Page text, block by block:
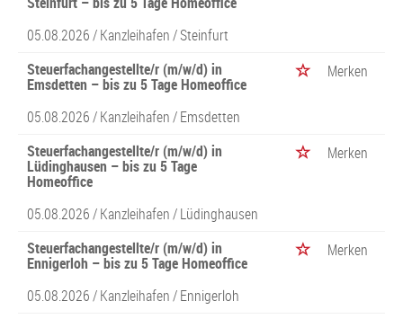
05.08.2026 /Kanzleihafen/ Steinfurt
Steuerfachangestellte/r (m/w/d) in
Emsdetten – bis zu 5 Tage Homeoffice
Merken
05.08.2026 /Kanzleihafen/ Emsdetten
Steuerfachangestellte/r (m/w/d) in
Lüdinghausen – bis zu 5 Tage
Homeoffice
Merken
05.08.2026 /Kanzleihafen/ Lüdinghausen
Steuerfachangestellte/r (m/w/d) in
Ennigerloh – bis zu 5 Tage Homeoffice
Merken
05.08.2026 /Kanzleihafen/ Ennigerloh